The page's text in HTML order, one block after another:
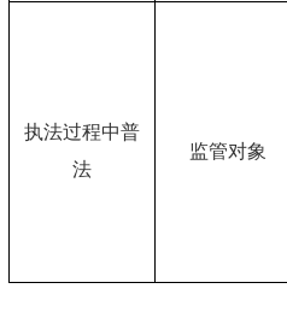
执法过程中普
法
监管对象